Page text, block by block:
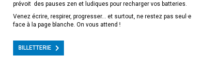
prévoit des pauses zen et ludiques pour recharger vos batteries.
Venez écrire, respirer, progresser… et surtout, ne restez pas seul·e
face à la page blanche. On vous attend !
BILLETTERIE